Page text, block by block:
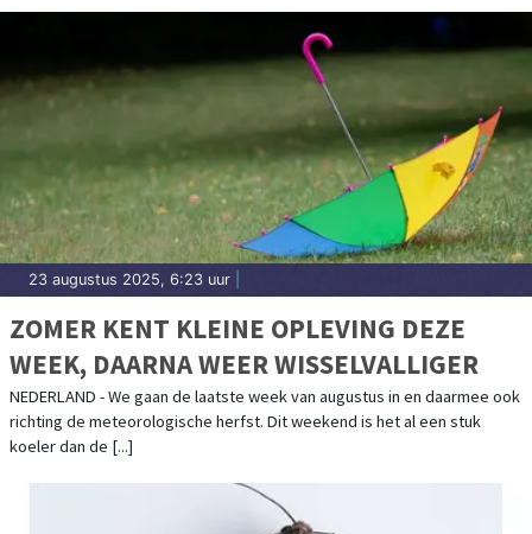
23 augustus 2025, 6:23 uur
ZOMER KENT KLEINE OPLEVING DEZE
WEEK, DAARNA WEER WISSELVALLIGER
NEDERLAND - We gaan de laatste week van augustus in en daarmee ook
richting de meteorologische herfst. Dit weekend is het al een stuk
koeler dan de [...]